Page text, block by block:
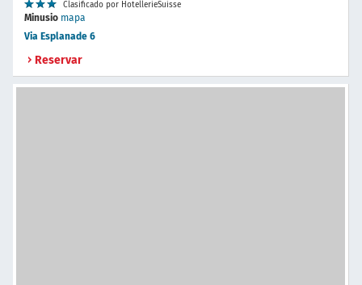
Clasificado por HotellerieSuisse
Minusio mapa
Via Esplanade 6
Reservar